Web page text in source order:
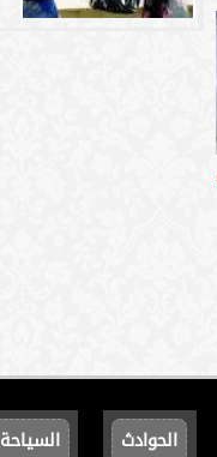
الحوادث السياحة